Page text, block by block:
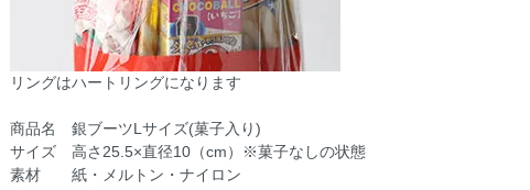
リングはハートリングになります
商品名 銀ブーツLサイズ(菓子入り)
サイズ 高さ25.5×直径10（cm）※菓子なしの状態
素材 紙・メルトン・ナイロン